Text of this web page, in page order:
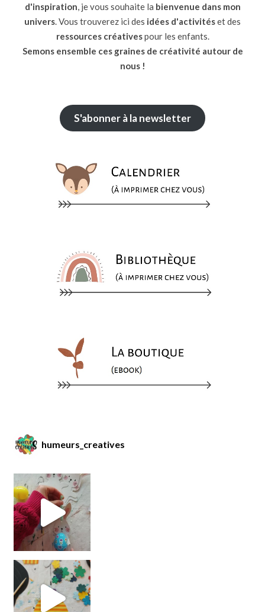
d'inspiration, je vous souhaite la bienvenue dans mon
univers. Vous trouverez ici des idées d'activitéset des
ressources créativespour les enfants.
Semons ensemble ces graines de créativité autour de
nous !
S'abonner à la newsletter
humeurs_creatives